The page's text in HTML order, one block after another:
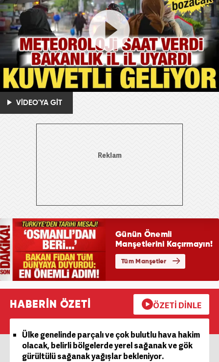
VİDEO'YA GİT
HABERİN ÖZETİ ÖZETİ DİNLE
Ülke genelinde parçalı ve çok bulutlu hava hakim
olacak, belirli bölgelerde yerel sağanak ve gök
gürültülü sağanak yağışlar bekleniyor.